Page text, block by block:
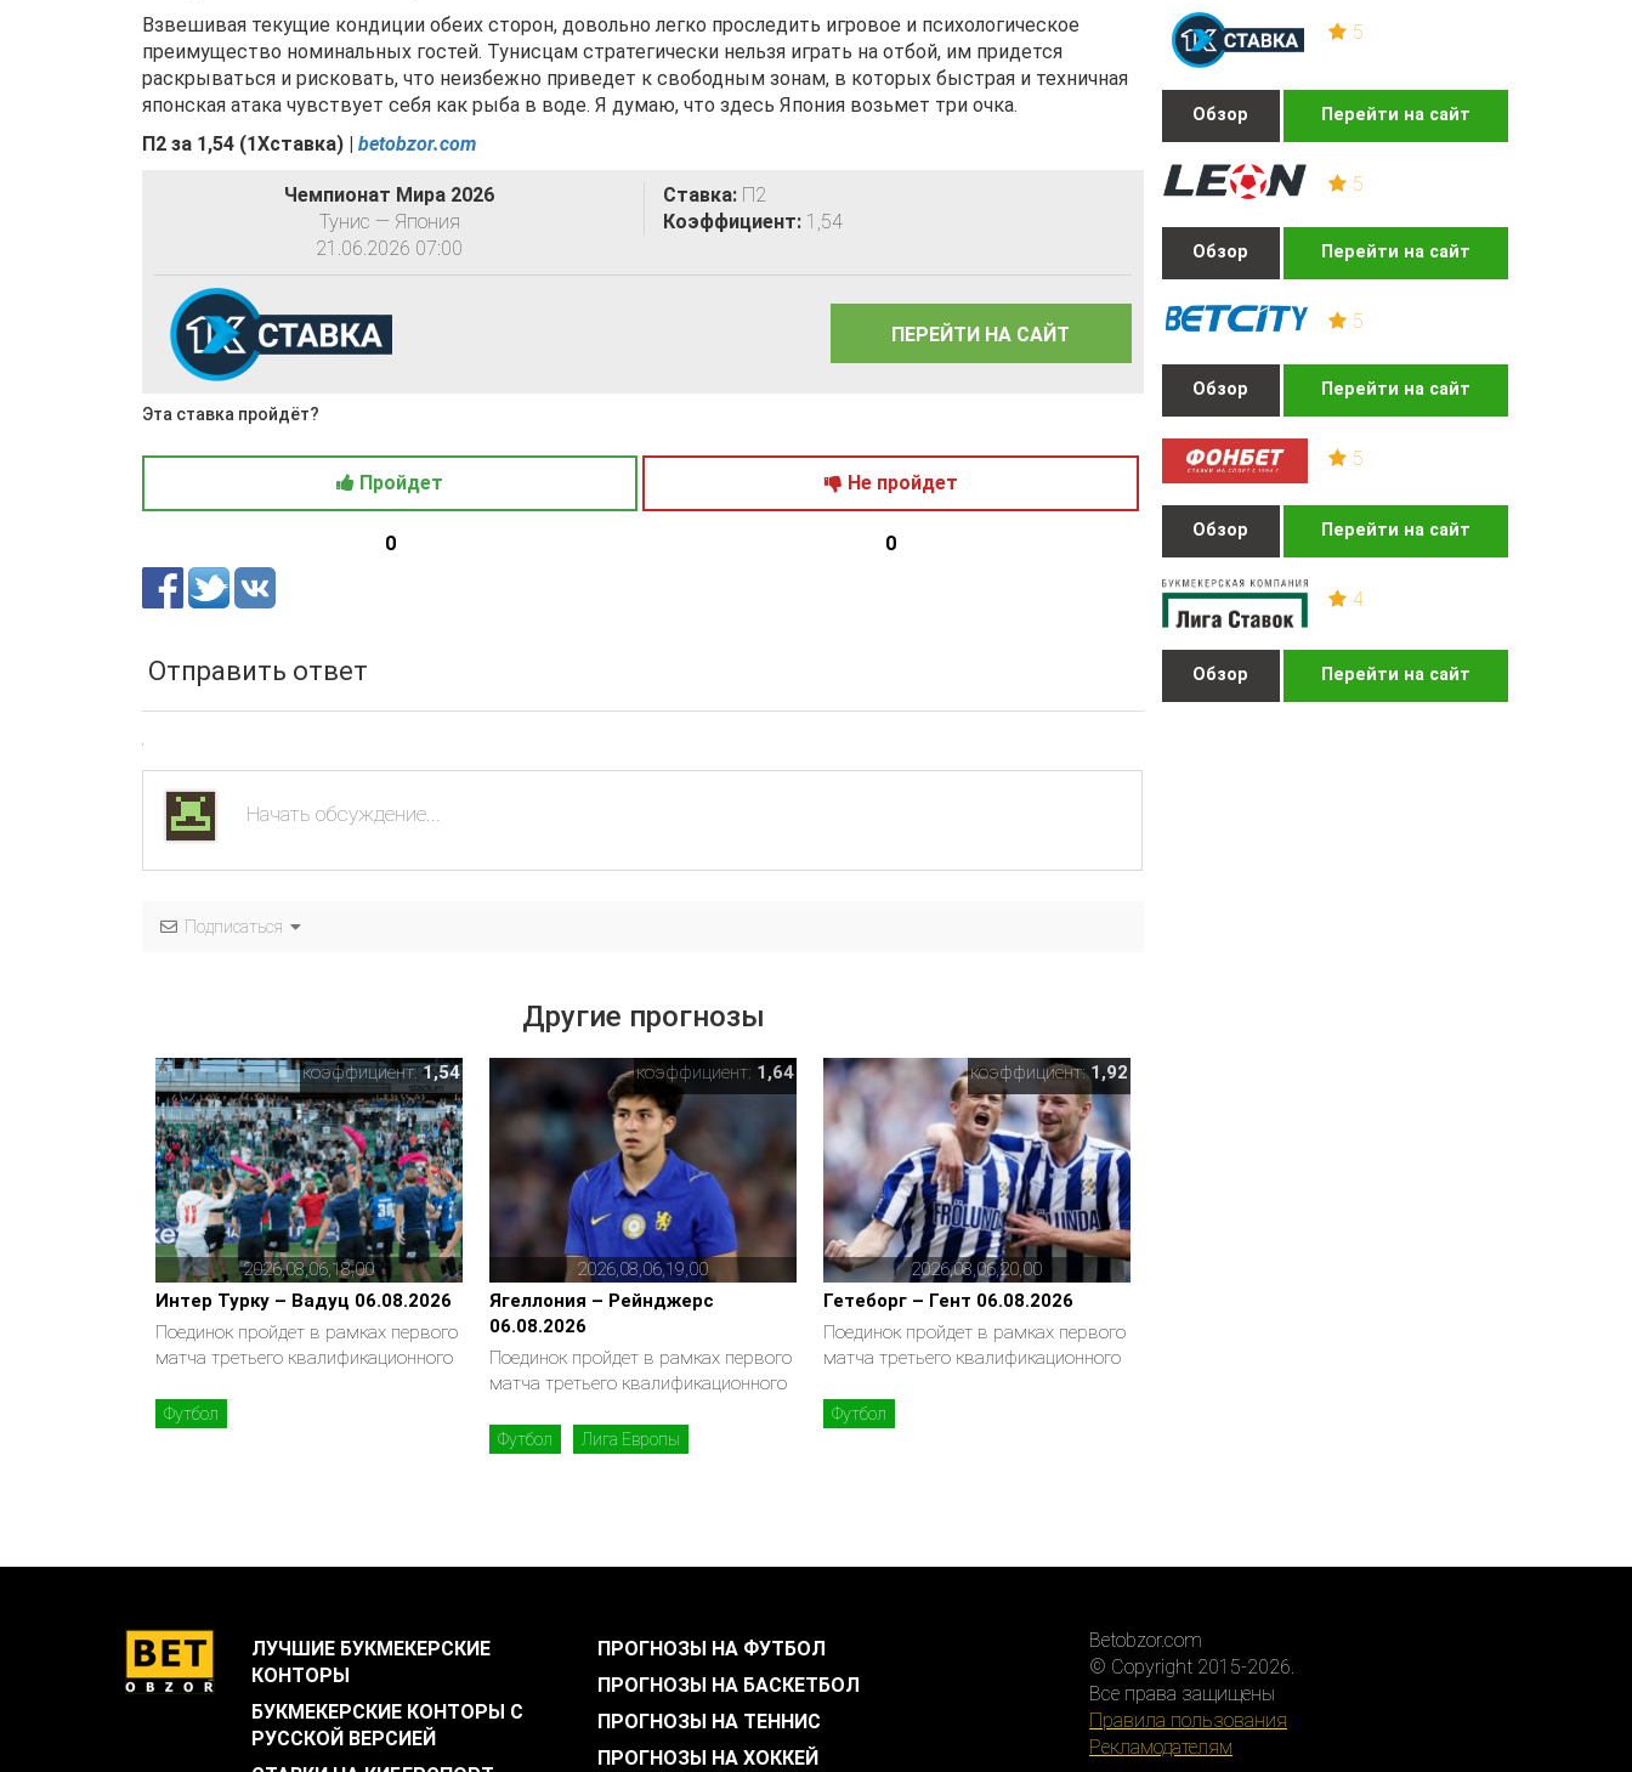
5
Обзор Перейти на сайт
5
Обзор Перейти на сайт
5
Обзор Перейти на сайт
5
Обзор Перейти на сайт
4
Обзор Перейти на сайт
Взвешивая текущие кондиции обеих сторон, довольно легко проследить игровое и психологическое
преимущество номинальных гостей. Тунисцам стратегически нельзя играть на отбой, им придется
раскрываться и рисковать, что неизбежно приведет к свободным зонам, в которых быстрая и техничная
японская атака чувствует себя как рыба в воде. Я думаю, что здесь Япония возьмет три очка.
П2 за 1,54 (1Хставка) | betobzor.com
Чемпионат Мира 2026
Тунис — Япония
21.06.2026 07:00
Ставка:П2
Коэффициент:1,54
ПЕРЕЙТИ НА САЙТ
Эта ставка пройдёт?
Пройдет
0
Не пройдет
0
Отправить ответ
Подписаться
Другие прогнозы
2026,08,06,18,00
коэффициент:1,54
Интер Турку – Вадуц 06.08.2026
Поединок пройдет в рамках первого
матча третьего квалификационного
Футбол
2026,08,06,19,00
коэффициент: 1,64
Ягеллония – Рейнджерс
06.08.2026
Поединок пройдет в рамках первого
матча третьего квалификационного
Футбол Лига Европы
2026,08,06,20,00
коэффициент:1,92
Гетеборг – Гент 06.08.2026
Поединок пройдет в рамках первого
матча третьего квалификационного
Футбол
ЛУЧШИЕ БУКМЕКЕРСКИЕ
КОНТОРЫ
БУКМЕКЕРСКИЕ КОНТОРЫ С
РУССКОЙ ВЕРСИЕЙ
ПРОГНОЗЫ НА ФУТБОЛ
ПРОГНОЗЫ НА БАСКЕТБОЛ
ПРОГНОЗЫ НА ТЕННИС
ПРОГНОЗЫ НА ХОККЕЙ
Betobzor.com
© Copyright 2015-2026.
Все права защищены
Правила пользования
Рекламодателям